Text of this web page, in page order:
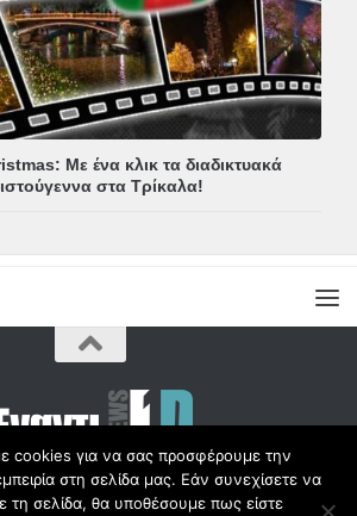
Με ένα κλικ τα διαδικτυακά
στα Τρίκαλα!
© Radio1d.gr 2012-2017 |
cookies για να σας προσφέρουμε την
στη σελίδα μας. Εάν συνεχίσετε να
τη σελίδα, θα υποθέσουμε πως είστε